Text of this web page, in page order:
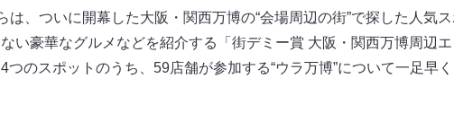
は、ついに開幕した大阪・関西万博の“会場周辺の街”で探した人気
い豪華なグルメなどを紹介する「街デミー賞 大阪・関西万博周辺
のスポットのうち、59店舗が参加する“ウラ万博”について一足早く